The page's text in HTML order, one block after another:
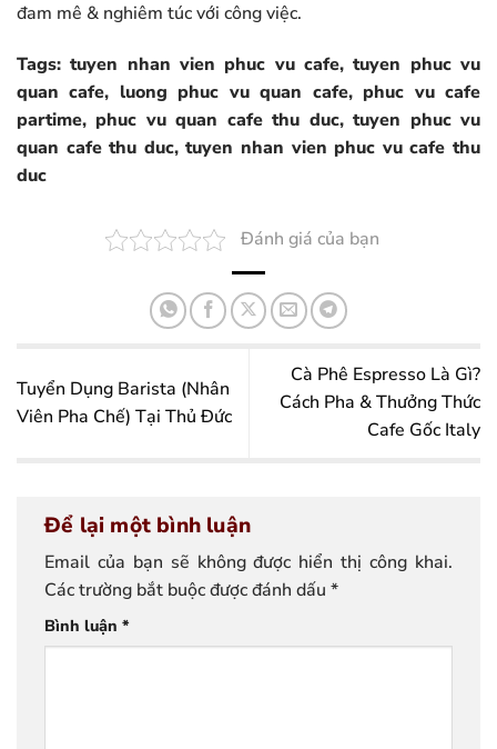
đam mê & nghiêm túc với công việc.
Tags: tuyen nhan vien phuc vu cafe, tuyen phuc vu
quan cafe, luong phuc vu quan cafe, phuc vu cafe
partime, phuc vu quan cafe thu duc, tuyen phuc vu
quan cafe thu duc, tuyen nhan vien phuc vu cafe thu
duc
Đánh giá của bạn
Tuyển Dụng Barista (Nhân
Viên Pha Chế) Tại Thủ Đức
Cà Phê Espresso Là Gì?
Cách Pha & Thưởng Thức
Cafe Gốc Italy
Để lại một bình luận
Email của bạn sẽ không được hiển thị công khai.
Các trường bắt buộc được đánh dấu *
Bình luận *